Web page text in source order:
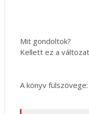
Mit gondoltok?
Kellett ez a
A könyv fülszövege: